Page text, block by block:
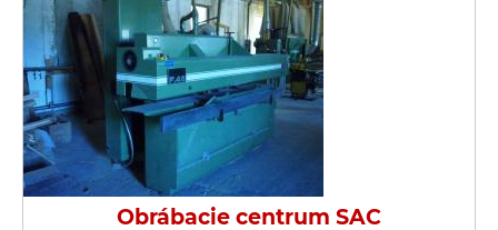
Obrábacie centrum SAC